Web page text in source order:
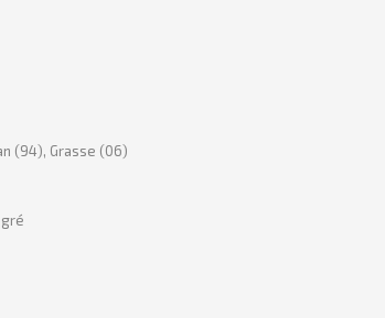
(94), Grasse (06)